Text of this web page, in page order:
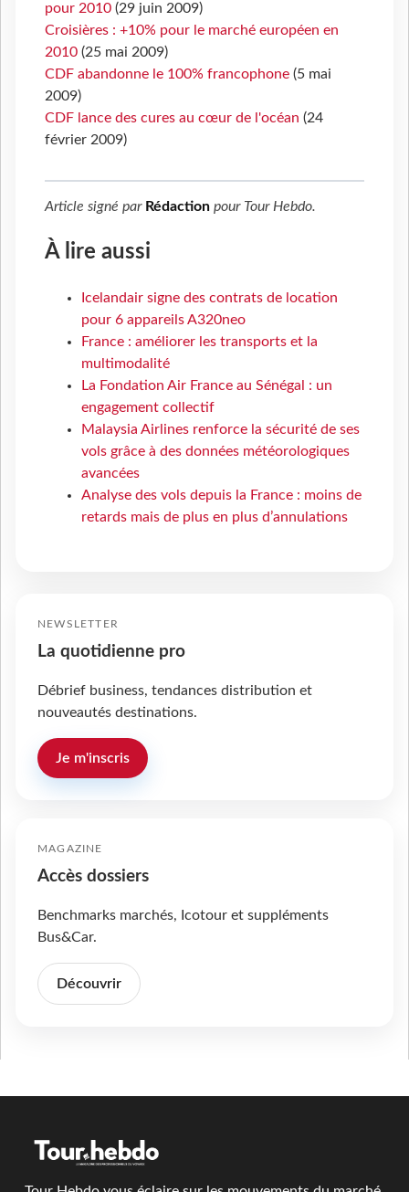
pour 2010 (29 juin 2009)
Croisières : +10% pour le marché européen en
2010 (25 mai 2009)
CDF abandonne le 100% francophone (5 mai
2009)
CDF lance des cures au cœur de l'océan (24
février 2009)
Article signé par Rédaction pour Tour Hebdo.
À lire aussi
Icelandair signe des contrats de location
pour 6 appareils A320neo
France : améliorer les transports et la
multimodalité
La Fondation Air France au Sénégal : un
engagement collectif
Malaysia Airlines renforce la sécurité de ses
vols grâce à des données météorologiques
avancées
Analyse des vols depuis la France : moins de
retards mais de plus en plus d’annulations
NEWSLETTER
La quotidienne pro
Débrief business, tendances distribution et
nouveautés destinations.
Je m'inscris
MAGAZINE
Accès dossiers
Benchmarks marchés, Icotour et suppléments
Bus&Car.
Découvrir